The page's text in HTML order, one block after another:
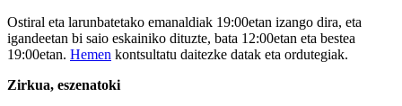
Ostiral eta larunbatetako emanaldiak 19:00etan izango dira, eta
igandeetan bi saio eskainiko dituzte, bata 12:00etan eta bestea
19:00etan. Hemen kontsultatu daitezke datak eta ordutegiak.
Zirkua, eszenatoki